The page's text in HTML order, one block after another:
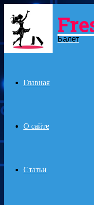
Menu
Балет
Главная
О сайте
Статьи